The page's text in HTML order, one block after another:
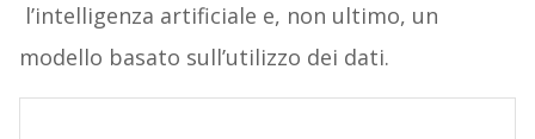
l’intelligenza artificiale e, non ultimo, un
modello basato sull’utilizzo dei dati.